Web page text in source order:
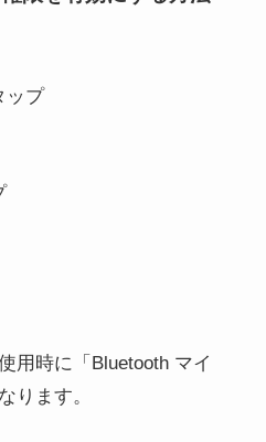
ップ
用時に「Bluetooth マイ
ります。